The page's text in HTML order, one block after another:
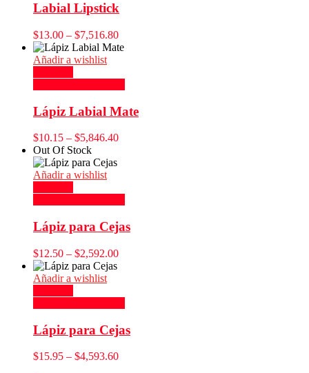
Labial Lipstick
$13.00 – $7,516.80
Añadir a wishlist
Lápiz Labial Mate
$10.15 – $5,846.40
Out Of Stock
Añadir a wishlist
Lápiz para Cejas
$12.50 – $2,592.00
Añadir a wishlist
Lápiz para Cejas
$15.95 – $4,593.60